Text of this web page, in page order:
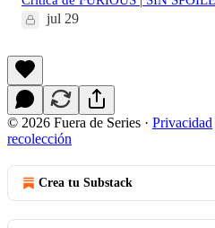
jul 29
© 2026 Fuera de Series · Privacidad
recolección
Crea tu Substack